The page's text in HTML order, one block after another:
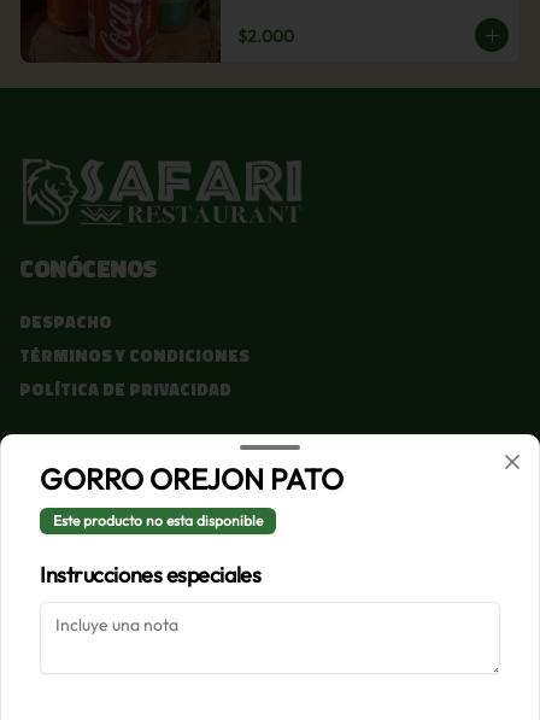
$2.000
Conócenos
Despacho
Términos y condiciones
Política de privacidad
Redes sociales
Instagram
Facebook
Mi cuenta
Iniciar sesión
GORRO OREJON PATO
Este producto no esta disponible
Instrucciones especiales